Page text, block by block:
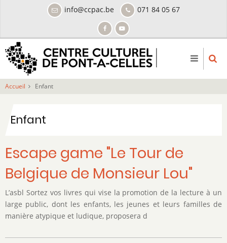
principal
info@ccpac.be 071 84 05 67
Accueil Enfant
Enfant
Escape game "Le Tour de
Belgique de Monsieur Lou"
L’asbl Sortez vos livres qui vise la promotion de la lecture à un
large public, dont les enfants, les jeunes et leurs familles de
manière atypique et ludique, proposera d